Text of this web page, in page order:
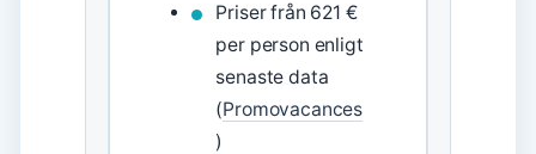
Priser från 621 €
per person enligt
senaste data
(Promovacances
)